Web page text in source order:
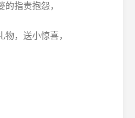
指责抱怨，
，送小惊喜，